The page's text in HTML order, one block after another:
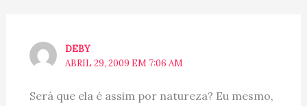
DEBY
ABRIL 29, 2009 EM 7:06 AM
Será que ela é assim por natureza? Eu mesmo,